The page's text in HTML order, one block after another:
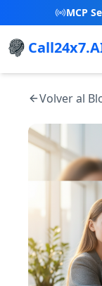
MCP
Volver al